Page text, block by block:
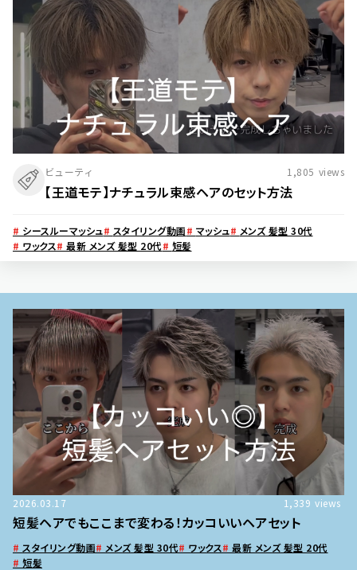
ビューティ 1,805 views
【王道モテ】ナチュラル束感ヘアのセット方法
# シースルーマッシュ# スタイリング動画# マッシュ# メンズ 髪型 30代
# ワックス# 最新 メンズ 髪型 20代# 短髪
2026.03.17 1,339 views
短髪ヘアでもここまで変わる！カッコいいヘアセット
# スタイリング動画# メンズ 髪型 30代# ワックス# 最新 メンズ 髪型 20代
# 短髪